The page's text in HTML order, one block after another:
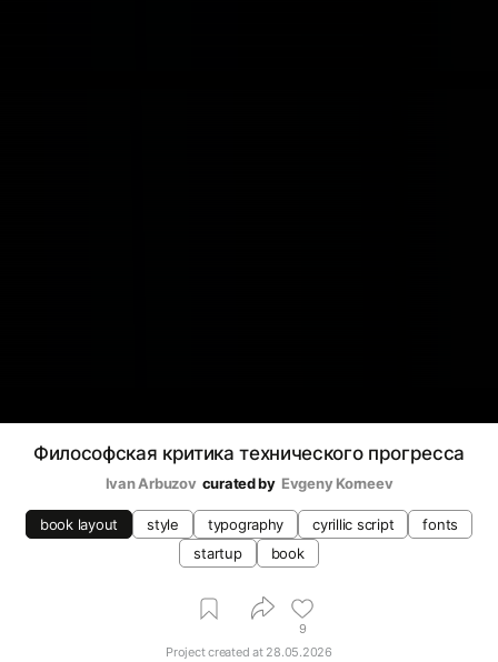
Философская критика технического прогресса
Ivan Arbuzov curated by Evgeny Korneev
book layout style typography cyrillic script
fonts
startup
book
9
Project created at 28.05.2026